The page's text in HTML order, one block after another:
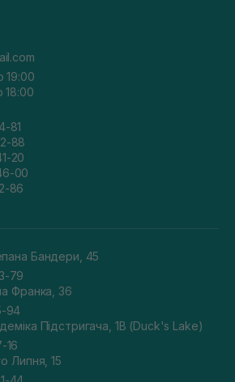
19:00
18:00
81
88
20
00
86
Бандери, 45
79
Франка, 36
94
Підстригача, 1В (Duck's Lake)
16
Липня, 15